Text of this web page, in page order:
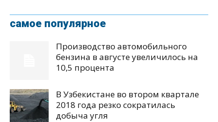
самое популярное
Производство автомобильного
бензина в августе увеличилось на
10,5 процента
В Узбекистане во втором квартале
2018 года резко сократилась
добыча угля